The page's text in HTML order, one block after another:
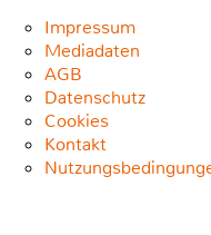
Impressum
Mediadaten
AGB
Datenschutz
Cookies
Kontakt